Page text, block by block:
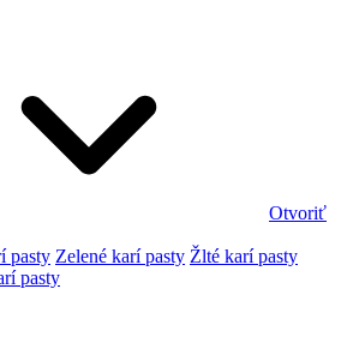
Otvoriť
pasty Zelené karí pasty Žlté karí pasty
pasty